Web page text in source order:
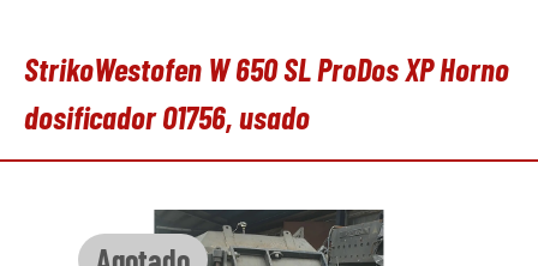
StrikoWestofen W 650 SL ProDos XP Horno
dosificador O1756, usado
Omitir galería de imágenes